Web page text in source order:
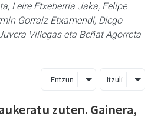
Leire Etxeberria Jaka, Felipe
Gorraiz Etxamendi, Diego
Villegas eta Beñat Agorreta
Entzun Itzuli
zuten. Gainera,